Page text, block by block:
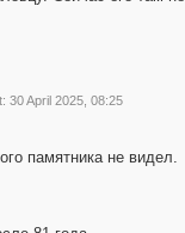
30 April 2025, 08:25
памятника не видел.